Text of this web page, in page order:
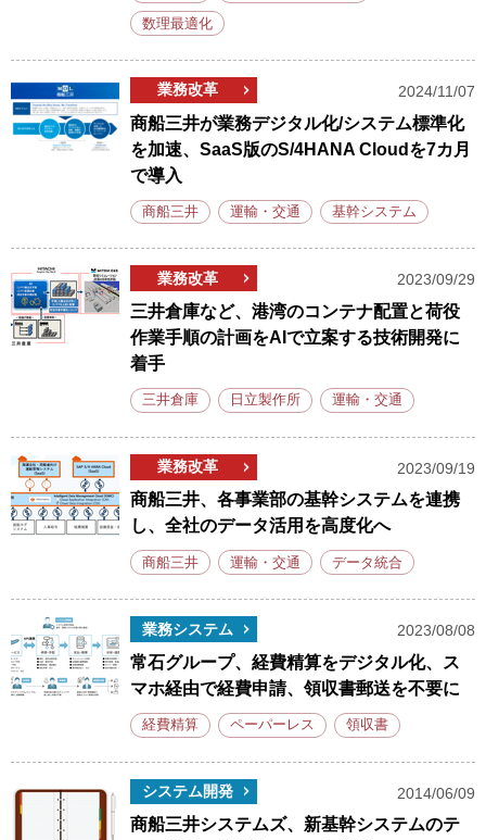
数理最適化
業務改革 2024/11/07
商船三井が業務デジタル化/システム標準化
を加速、SaaS版のS/4HANA Cloudを7カ月
で導入
商船三井 運輸・交通 基幹システム
業務改革 2023/09/29
三井倉庫など、港湾のコンテナ配置と荷役
作業手順の計画をAIで立案する技術開発に
着手
三井倉庫 日立製作所 運輸・交通
業務改革 2023/09/19
商船三井、各事業部の基幹システムを連携
し、全社のデータ活用を高度化へ
商船三井 運輸・交通 データ統合
業務システム 2023/08/08
常石グループ、経費精算をデジタル化、ス
マホ経由で経費申請、領収書郵送を不要に
経費精算 ペーパーレス 領収書
システム開発 2014/06/09
商船三井システムズ、新基幹システムのテ